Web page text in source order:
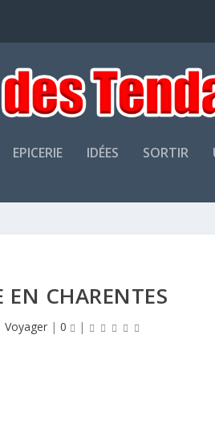
EPICERIE IDÉES SORTIR
CHARENTES
Voyager| 0 |